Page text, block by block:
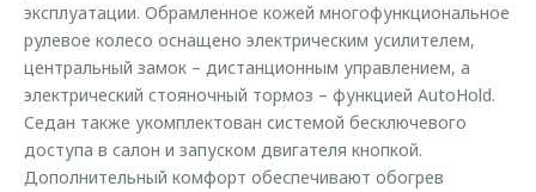
эксплуатации. Обрамленное кожей многофункциональное
рулевое колесо оснащено электрическим усилителем,
центральный замок – дистанционным управлением, а
электрический стояночный тормоз – функцией AutoHold.
Седан также укомплектован системой бесключевого
доступа в салон и запуском двигателя кнопкой.
Дополнительный комфорт обеспечивают обогрев